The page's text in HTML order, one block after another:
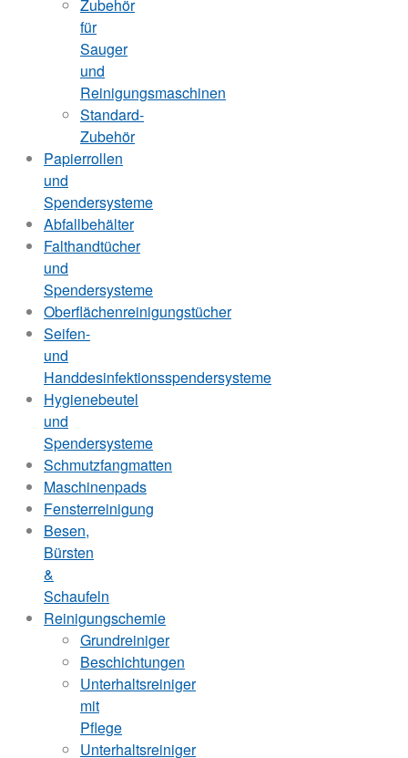
Zubehör
für
Sauger
und
Reinigungsmaschinen
Standard-
Zubehör
Papierrollen
und
Spendersysteme
Abfallbehälter
Falthandtücher
und
Spendersysteme
Oberflächenreinigungstücher
Seifen-
und
Handdesinfektionsspendersysteme
Hygienebeutel
und
Spendersysteme
Schmutzfangmatten
Maschinenpads
Fensterreinigung
Besen,
Bürsten
&
Schaufeln
Reinigungschemie
Grundreiniger
Beschichtungen
Unterhaltsreiniger
mit
Pflege
Unterhaltsreiniger